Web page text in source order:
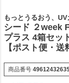
もっとうるおう、
シード ２week
プラス 4箱セッ
【ポスト便・
商品番号